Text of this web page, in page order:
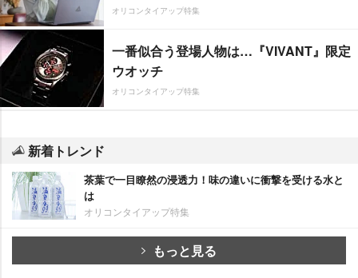
オリコンタイアップ特集
一番似合う登場人物は…『VIVANT』限定
ウオッチ
オリコンタイアップ特集
新着トレンド
茶葉で一目瞭然の浸透力！味の違いに衝撃を受ける水と
は
オリコンタイアップ特集
もっと見る